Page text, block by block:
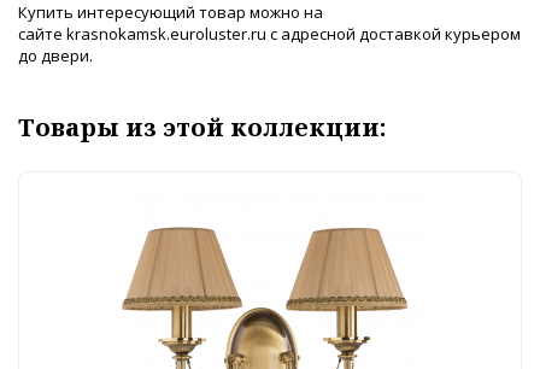
Купить интересующий товар можно на
сайте krasnokamsk.euroluster.ru с адресной доставкой курьером
до двери.
Товары из этой коллекции: